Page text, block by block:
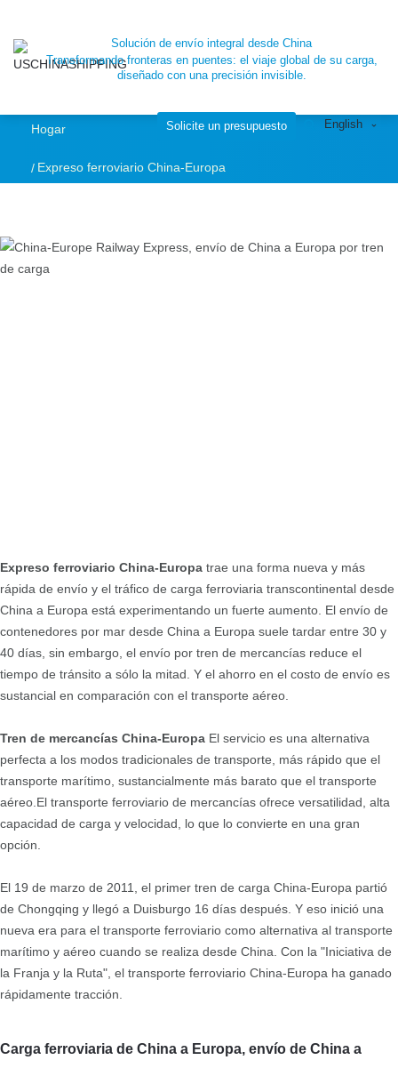
China-Europe
Railway Express,
Envío por tren de
Solución de envío integral desde China
Transformando fronteras en puentes: el viaje global de su carga,
diseñado con una precisión invisible.
Solicite un presupuesto English
Hogar
Expreso ferroviario China-Europa
Expreso ferroviario China-Europa trae una forma nueva y más
rápida de envío y el tráfico de carga ferroviaria transcontinental desde
China a Europa está experimentando un fuerte aumento. El envío de
contenedores por mar desde China a Europa suele tardar entre 30 y
40 días, sin embargo, el envío por tren de mercancías reduce el
tiempo de tránsito a sólo la mitad. Y el ahorro en el costo de envío es
sustancial en comparación con el transporte aéreo.
Tren de mercancías China-Europa El servicio es una alternativa
perfecta a los modos tradicionales de transporte, más rápido que el
transporte marítimo, sustancialmente más barato que el transporte
aéreo. El transporte ferroviario de mercancías ofrece versatilidad, alta
capacidad de carga y velocidad, lo que lo convierte en una gran
opción.
El 19 de marzo de 2011, el primer tren de carga China-Europa partió
de Chongqing y llegó a Duisburgo 16 días después. Y eso inició una
nueva era para el transporte ferroviario como alternativa al transporte
marítimo y aéreo cuando se realiza desde China. Con la "Iniciativa de
la Franja y la Ruta", el transporte ferroviario China-Europa ha ganado
rápidamente tracción.
Carga ferroviaria de China a Europa, envío de China a